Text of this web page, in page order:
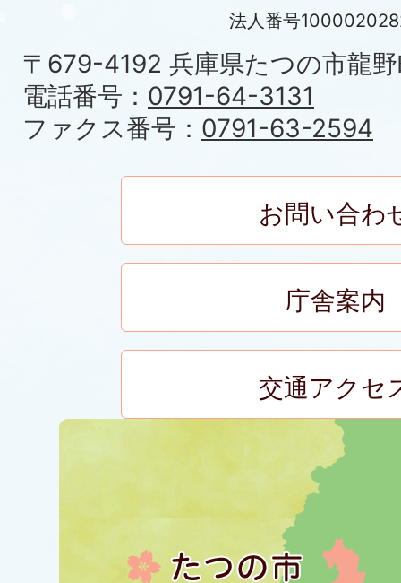
法人番号
〒679-4192 兵庫県たつの市龍
電話番号： 0791-64-3131
ファクス番号： 0791-63-2594
お問い合わ
庁舎案内
交通アクセ